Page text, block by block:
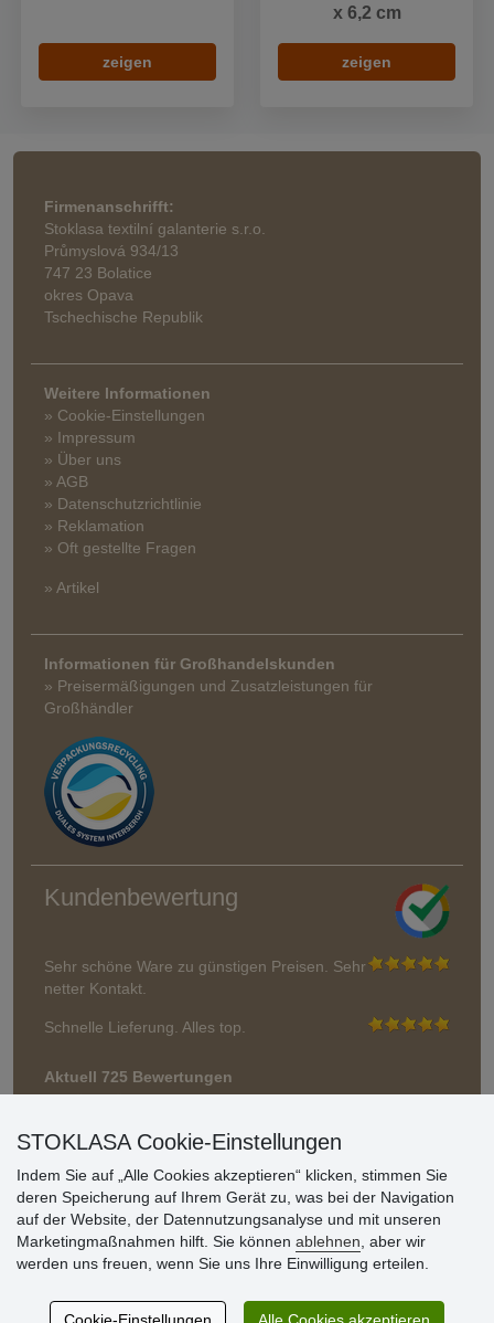
zeigen
x 6,2 cm
zeigen
Firmenanschrifft:
Stoklasa textilní galanterie s.r.o.
Průmyslová 934/13
747 23 Bolatice
okres Opava
Tschechische Republik
Weitere Informationen
» Cookie-Einstellungen
» Impressum
» Über uns
» AGB
» Datenschutzrichtlinie
» Reklamation
» Oft gestellte Fragen
» Artikel
Informationen für Großhandelskunden
» Preisermäßigungen und Zusatzleistungen für
Großhändler
Kundenbewertung
Sehr schöne Ware zu günstigen Preisen. Sehr
netter Kontakt.
Schnelle Lieferung. Alles top.
Aktuell 725 Bewertungen
* Wir überprüfen keine Bewertungen
STOKLASA Cookie-Einstellungen
Indem Sie auf „Alle Cookies akzeptieren“ klicken, stimmen Sie
deren Speicherung auf Ihrem Gerät zu, was bei der Navigation
auf der Website, der Datennutzungsanalyse und mit unseren
Marketingmaßnahmen hilft. Sie können ablehnen , aber wir
werden uns freuen, wenn Sie uns Ihre Einwilligung erteilen.